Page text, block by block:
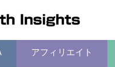
アフィリエイト